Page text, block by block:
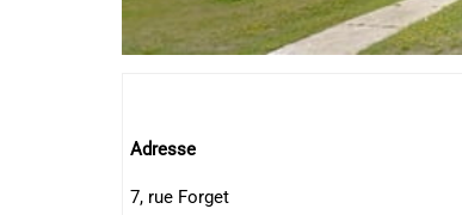
Adresse
7, rue Forget